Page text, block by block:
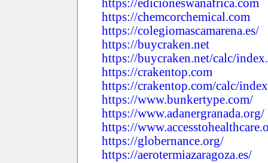
https://edicioneswanafrica.com
https://chemcorchemical.com
https://colegiomascamarena.es/
https://buycraken.net
https://buycraken.net/calc/
https://crakentop.com
https://crakentop.com/calc/
https://www.bunkertype.com/
https://www.adanergranada.org/
https://
https://globernance.org/
https://aerotermiazaragoza.es/